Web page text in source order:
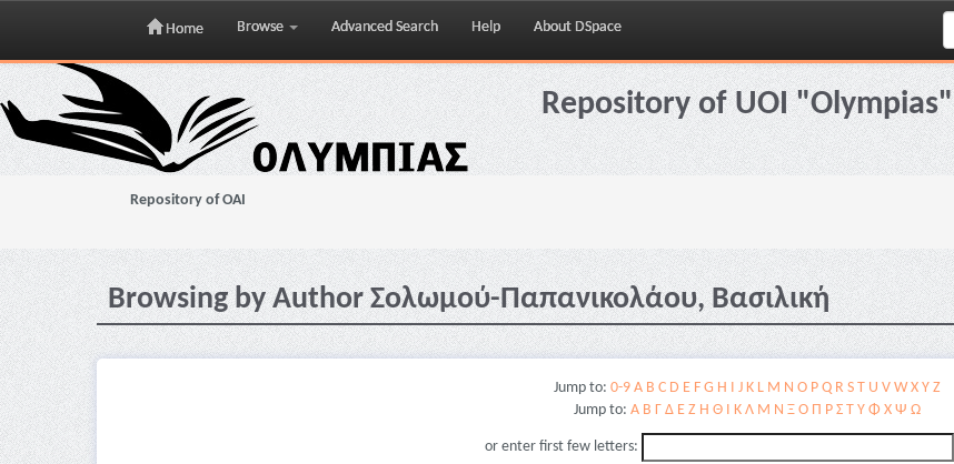
Skip
navigation
Home Browse Advanced Search Help About DSpace
Repository of UOI "Olympias"
Repository of OAI
Browsing by Author Σολωμού-Παπανικολάου, Βασιλική
Jump to: 0-9 A B C D E F G H I J K L M N O P Q R S T U V W X Y Z
Jump to: Α Β Γ Δ Ε Ζ Η Θ Ι Κ Λ Μ Ν Ξ Ο Π Ρ Σ Τ Υ Φ Χ Ψ Ω
or enter first few letters: